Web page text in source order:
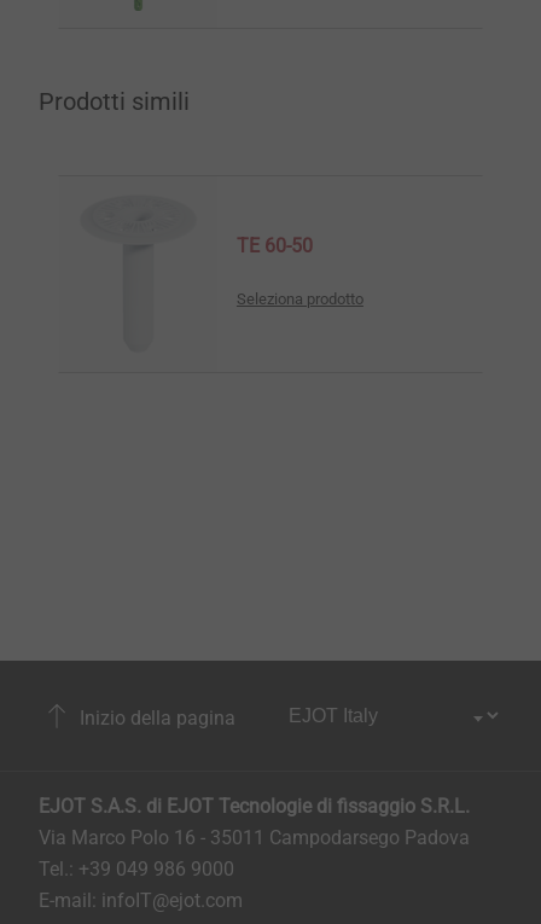
Prodotti simili
TE 60-50
Seleziona prodotto
Inizio della pagina
EJOT S.A.S. di EJOT Tecnologie di fissaggio S.R.L.
Via Marco Polo 16 - 35011 Campodarsego Padova
Tel.: +39 049 986 9000
E-mail: infoIT@ejot.com